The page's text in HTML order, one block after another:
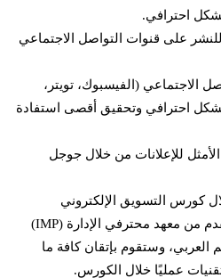
احترافي.
على قنوات التواصل الاجتماعي
الاجتماعي (الفيسبوك، تويتر،
بشكل احترافي وتحقيق أقصى استفادة
للإعلانات من خلال جوجل
كورس التسويق الإلكتروني
التدريبي الأفضل في مصر المقدم من معهد محترفي الإدارة (IMP)
العربي، وستقوم بإتقان كافة ما
عمليًا خلال الكورس.